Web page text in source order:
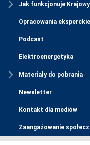
Jak funkcjonuje
Opracowania eksperckie
Podcast
Elektroenergetyka
Materiały do pobrania
Newsletter
Kontakt dla mediów
Zaangażowanie